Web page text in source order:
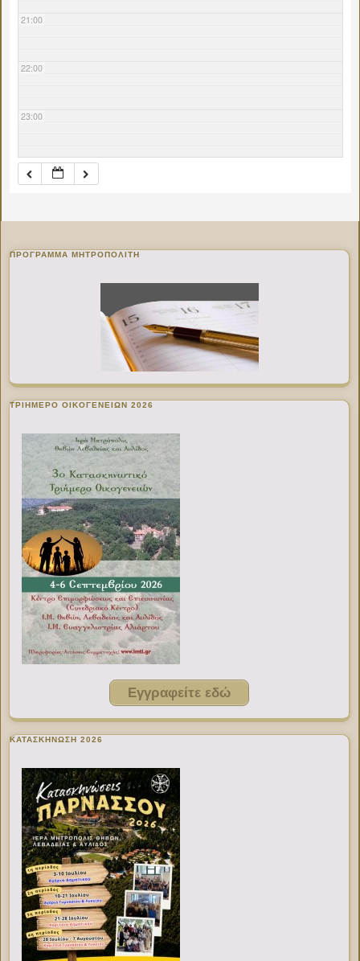
21:00
22:00
23:00
ΠΡΌΓΡΑΜΜΑ ΜΗΤΡΟΠΟΛΊΤΗ
ΤΡΙΗΜΕΡΟ ΟΙΚΟΓΕΝΕΙΩΝ 2026
Εγγραφείτε εδώ
ΚΑΤΑΣΚΗΝΩΣΗ 2026